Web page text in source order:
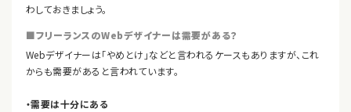
わしておきましょう。
■フリーランスのWebデザイナーは需要がある？
Webデザイナーは「やめとけ」などと言われるケースもありますが、これ
からも需要があると言われています。
・需要は十分にある